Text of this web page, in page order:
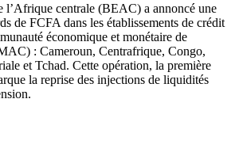
l’Afrique centrale (BEAC) a annoncé une
de FCFA dans les établissements de crédit
économique et monétaire de
: Cameroun, Centrafrique, Congo,
et Tchad. Cette opération, la première
la reprise des injections de liquidités